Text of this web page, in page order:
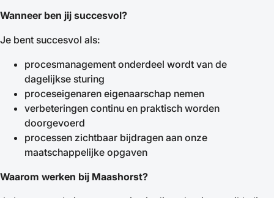
Wanneer ben jij succesvol?
Je bent succesvol als:
procesmanagement onderdeel wordt van de
dagelijkse sturing
proceseigenaren eigenaarschap nemen
verbeteringen continu en praktisch worden
doorgevoerd
processen zichtbaar bijdragen aan onze
maatschappelijke opgaven
Waarom werken bij Maashorst?